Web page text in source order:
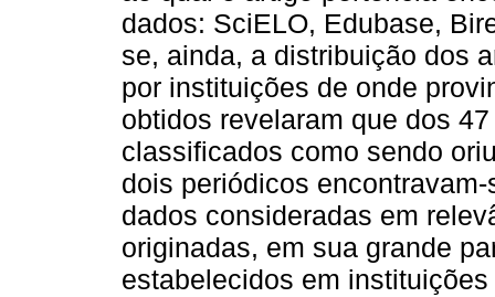
dados: SciELO, Edubase,
se, ainda, a distribuição dos
por instituições de onde
obtidos revelaram que dos
classificados como sendo
dois periódicos
dados consideradas em
originadas, em sua grande
estabelecidos em